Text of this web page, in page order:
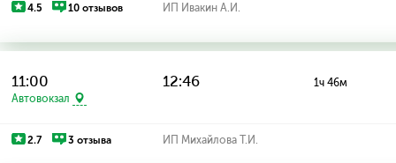
4.5 10 отзывов ИП Ивакин А.И.
11:00
Автовокзал
12:46 1ч 46м
2.7 3 отзыва ИП Михайлова Т.И.